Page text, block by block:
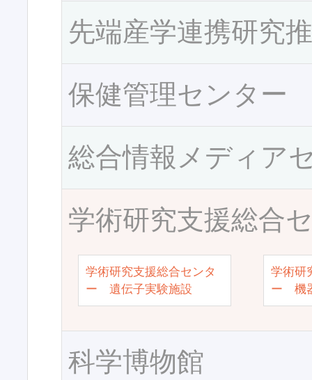
先端産学連携研究
保健管理センター
総合情報メディア
学術研究支援総合
学術研究支援総合センタ
ー 遺伝子実験施設
学術研
ー 機
科学博物館